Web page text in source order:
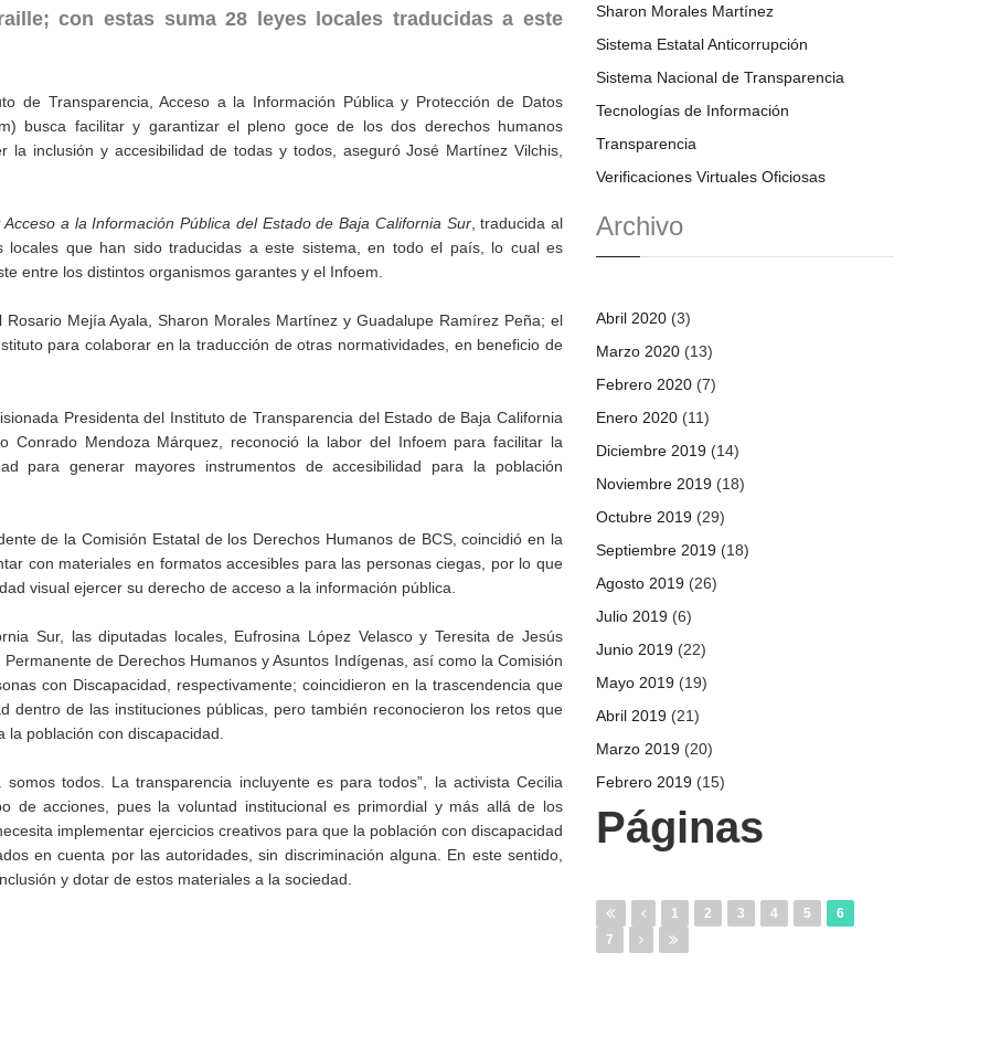
con estas suma 28 leyes locales traducidas a este
de Transparencia, Acceso a la Información Pública y Protección de Datos
busca facilitar y garantizar el pleno goce de los dos derechos humanos
inclusión y accesibilidad de todas y todos, aseguró José Martínez Vilchis,
a la Información Pública del Estado de Baja California Sur, traducida al
que han sido traducidas a este sistema, en todo el país, lo cual es
entre los distintos organismos garantes y el Infoem.
Mejía Ayala, Sharon Morales Martínez y Guadalupe Ramírez Peña; el
para colaborar en la traducción de otras normatividades, en beneficio de
Presidenta del Instituto de Transparencia del Estado de Baja California
Conrado Mendoza Márquez, reconoció la labor del Infoem para facilitar la
para generar mayores instrumentos de accesibilidad para la población
de la Comisión Estatal de los Derechos Humanos de BCS, coincidió en la
con materiales en formatos accesibles para las personas ciegas, por lo que
visual ejercer su derecho de acceso a la información pública.
Sur, las diputadas locales, Eufrosina López Velasco y Teresita de Jesús
de Derechos Humanos y Asuntos Indígenas, así como la Comisión
con Discapacidad, respectivamente; coincidieron en la trascendencia que
dentro de las instituciones públicas, pero también reconocieron los retos que
población con discapacidad.
todos. La transparencia incluyente es para todos”, la activista Cecilia
de acciones, pues la voluntad institucional es primordial y más allá de los
implementar ejercicios creativos para que la población con discapacidad
en cuenta por las autoridades, sin discriminación alguna. En este sentido,
y dotar de estos materiales a la sociedad.
Sharon Morales Martínez
Sistema Estatal Anticorrupción
Sistema Nacional de Transparencia
Tecnologías de Información
Transparencia
Verificaciones Virtuales Oficiosas
Archivo
Abril 2020 (3)
Marzo 2020 (13)
Febrero 2020 (7)
Enero 2020 (11)
Diciembre 2019 (14)
Noviembre 2019 (18)
Octubre 2019 (29)
Septiembre 2019 (18)
Agosto 2019 (26)
Julio 2019 (6)
Junio 2019 (22)
Mayo 2019 (19)
Abril 2019 (21)
Marzo 2019 (20)
Febrero 2019 (15)
Páginas
1 2 3 4 5
6
7